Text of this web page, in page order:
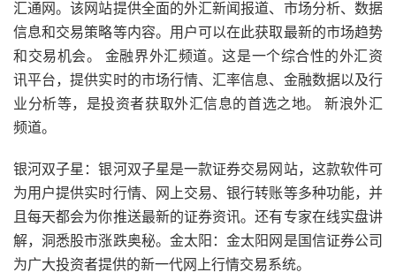
汇通网。该网站提供全面的外汇新闻报道、市场分析、数据
信息和交易策略等内容。用户可以在此获取最新的市场趋势
和交易机会。 金融界外汇频道。这是一个综合性的外汇资
讯平台，提供实时的市场行情、汇率信息、金融数据以及行
业分析等，是投资者获取外汇信息的首选之地。 新浪外汇
频道。
银河双子星：银河双子星是一款证券交易网站，这款软件可
为用户提供实时行情、网上交易、银行转账等多种功能，并
且每天都会为你推送最新的证券资讯。还有专家在线实盘讲
解，洞悉股市涨跌奥秘。金太阳：金太阳网是国信证券公司
为广大投资者提供的新一代网上行情交易系统。